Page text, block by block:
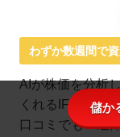
わずか数週間で
AIが株価を分析
くれるIF -イフ-。
口コミでも「通
儲か